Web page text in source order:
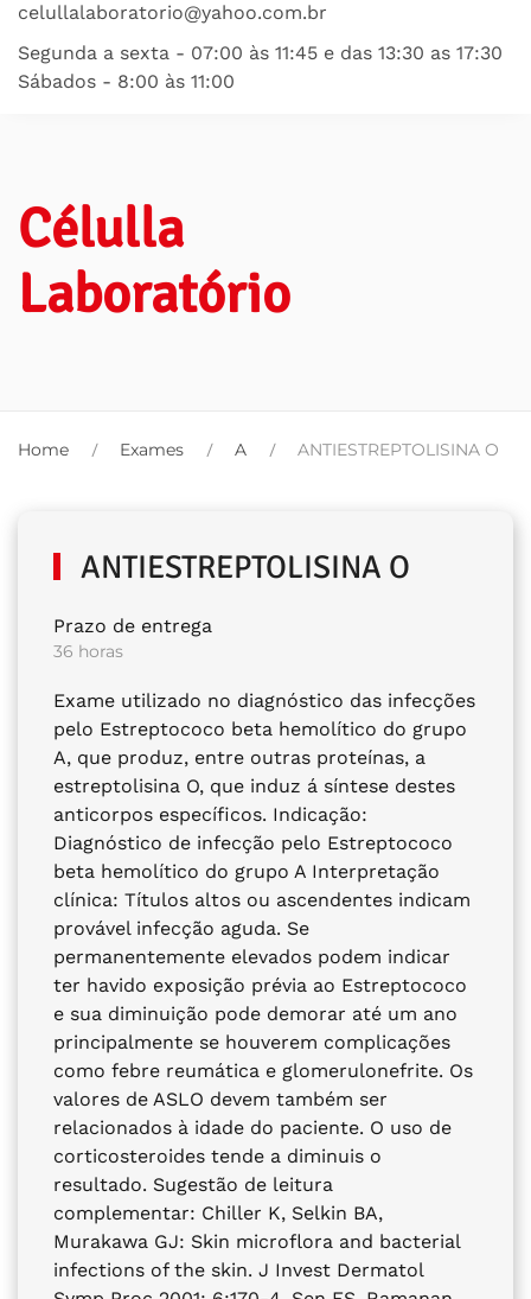
celullalaboratorio@yahoo.com.br
Segunda a sexta - 07:00 às 11:45 e das 13:30 as 17:30
Sábados - 8:00 às 11:00
Célulla
Laboratório
Home Exames A ANTIESTREPTOLISINA O
ANTIESTREPTOLISINA O
Prazo de entrega
36 horas
Exame utilizado no diagnóstico das infecções
pelo Estreptococo beta hemolítico do grupo
A, que produz, entre outras proteínas, a
estreptolisina O, que induz á síntese destes
anticorpos específicos. Indicação:
Diagnóstico de infecção pelo Estreptococo
beta hemolítico do grupo A Interpretação
clínica: Títulos altos ou ascendentes indicam
provável infecção aguda. Se
permanentemente elevados podem indicar
ter havido exposição prévia ao Estreptococo
e sua diminuição pode demorar até um ano
principalmente se houverem complicações
como febre reumática e glomerulonefrite. Os
valores de ASLO devem também ser
relacionados à idade do paciente. O uso de
corticosteroides tende a diminuis o
resultado. Sugestão de leitura
complementar: Chiller K, Selkin BA,
Murakawa GJ: Skin microflora and bacterial
infections of the skin. J Invest Dermatol